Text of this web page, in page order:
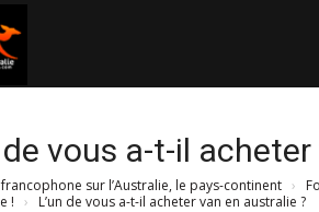
de vous a-t-il
sur l’Australie, le pays-continent ›
! › L’un de vous a-t-il acheter van en australie ?